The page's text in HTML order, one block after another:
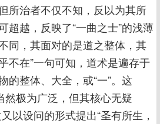
所治者不仅不知，反以为其所
超越，反映了“一曲之士”的浅薄
同，其面对的是道之整体，其
不在”一句可知，道术是遍存于
的整体、大全，或“一”。这
然极为广泛，但其核心无疑
以设问的形式提出“圣有所生，